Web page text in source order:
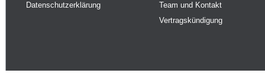
Datenschutzerklärung
Team und Kontakt
Vertragskündigung